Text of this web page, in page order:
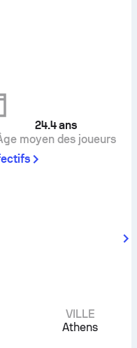
24.4ans
moyen des joueurs
VILLE
Athens